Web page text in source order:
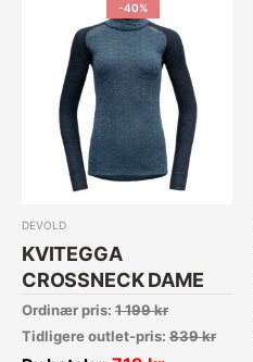
-40%
DEVOLD
KVITEGGA
CROSSNECK DAME
Ordinær pris: 1 199kr
Tidligere outlet-pris: 839kr